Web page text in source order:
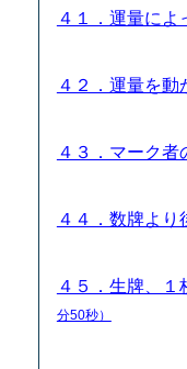
４１．運量に
４２．運量を
４３．マーク
４４．数牌よ
４５．生牌、
分50秒）